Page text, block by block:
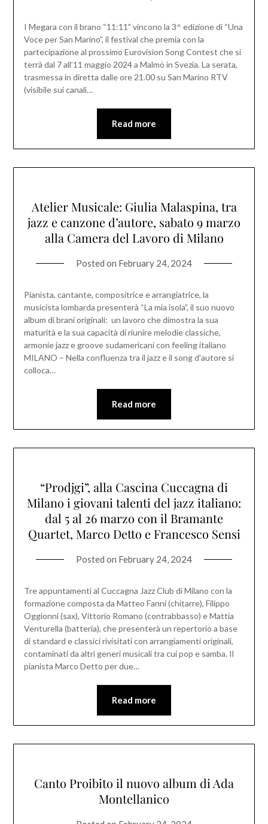
I Megara con il brano “11:11” vincono la 3^ edizione di “Una
Voce per San Marino”, il festival che premia con la
partecipazione al prossimo Eurovision Song Contest che si
terrà dal 7 all’11 maggio 2024 a Malmö in Svezia. La serata,
trasmessa in diretta dalle ore 21.00 su San Marino RTV
(visibile sui canali…
Read more
Atelier Musicale: Giulia Malaspina, tra
jazz e canzone d’autore, sabato 9 marzo
alla Camera del Lavoro di Milano
Posted on February 24, 2024
Pianista, cantante, compositrice e arrangiatrice, la
musicista lombarda presenterà “La mia isola”, il suo nuovo
album di brani originali: un lavoro che dimostra la sua
maturità e la sua capacità di riunire melodie classiche,
armonie jazz e groove sudamericani con feeling italiano
MILANO – Nella confluenza tra il jazz e il song d’autore si
colloca…
Read more
“Prodjgi”, alla Cascina Cuccagna di
Milano i giovani talenti del jazz italiano:
dal 5 al 26 marzo con il Bramante
Quartet, Marco Detto e Francesco Sensi
Posted on February 24, 2024
Tre appuntamenti al Cuccagna Jazz Club di Milano con la
formazione composta da Matteo Fanni (chitarre), Filippo
Oggionni (sax), Vittorio Romano (contrabbasso) e Mattia
Venturella (batteria), che presenterà un repertorio a base
di standard e classici rivisitati con arrangiamenti originali,
contaminati da altri generi musicali tra cui pop e samba. Il
pianista Marco Detto per due…
Read more
Canto Proibito il nuovo album di Ada
Montellanico